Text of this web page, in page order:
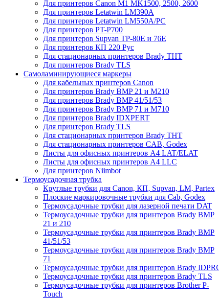
Для принтеров Canon M1 MK1500, 2500, 2600
Для принтеров Letatwin LM390A
Для принтеров Letatwin LM550A/PC
Для принтеров PT-P700
Для принтеров Supvan TP-80E и 76E
Для принтеров КП 220 Рус
Для стационарных принтеров Brady THT
Для принтеров Brady TLS
Самоламинирующиеся маркеры
Для кабельных принтеров Canon
Для принтеров Brady BMP 21 и M210
Для принтеров Brady BMP 41/51/53
Для принтеров Brady BMP 71 и M710
Для принтеров Brady IDXPERT
Для принтеров Brady TLS
Для стационарных принтеров Brady THT
Для стационарных принтеров CAB, Godex
Листы для офисных принтеров А4 LAT/ELAT
Листы для офисных принтеров А4 LLC
Для принтеров Niimbot
Термоусадочная трубка
Круглые трубки для Canon, КП, Supvan, LM, Partex
Плоские маркировочные трубки для Cab, Godex
Термоусадочные трубки для лазерной печати DAT
Термоусадочные трубки для принтеров Brady BMP
21 и 210
Термоусадочные трубки для принтеров Brady BMP
41/51/53
Термоусадочные трубки для принтеров Brady BMP
71
Термоусадочные трубки для принтеров Brady
Термоусадочные трубки для принтеров Brady TLS
Термоусадочные трубки для принтеров Brother P-
Touch